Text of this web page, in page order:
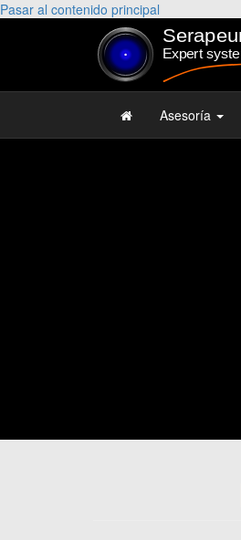
Pasar al contenido principal
Asesoría